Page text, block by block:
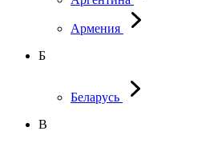
Армения
Б
Беларусь
В